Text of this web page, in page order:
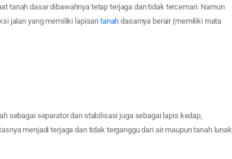
tanah dasar dibawahnya tetap terjaga dan tidak tercemari. Namun
jalan yang memiliki lapisan tanah dasarnya berair (memiliki mata
sebagai separator dan stabilisasi juga sebagai lapis kedap,
menjadi terjaga dan tidak terganggu dari air maupun tanah lunak